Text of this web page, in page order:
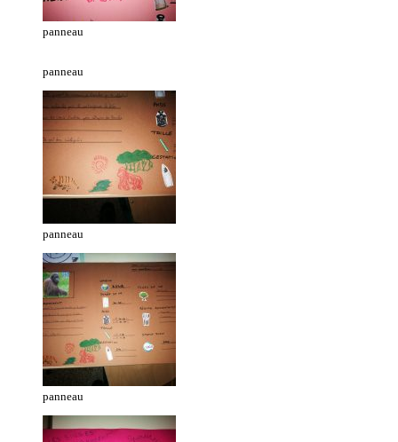
panneau
panneau
panneau
panneau